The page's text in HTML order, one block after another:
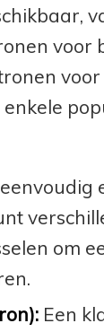
voor
om
Een